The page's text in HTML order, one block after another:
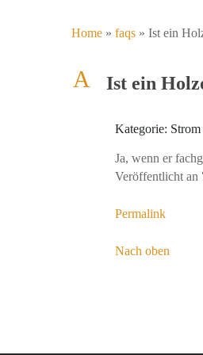
Home » faqs » Ist ein
A Ist ein
Kategorie: Strom
Ja, wenn er
Veröffentlicht an
Permalink
Nach oben